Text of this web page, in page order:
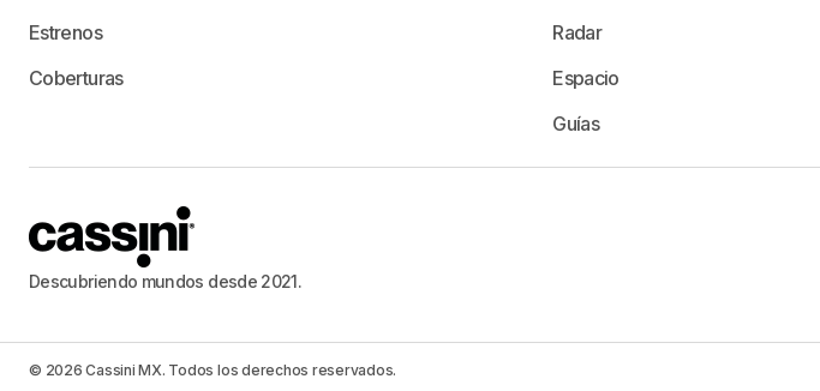
Descubriendo mundos desde 2021.
Estrenos
Coberturas
Radar
Espacio
Guías
© 2026 Cassini MX. Todos los derechos reservados.